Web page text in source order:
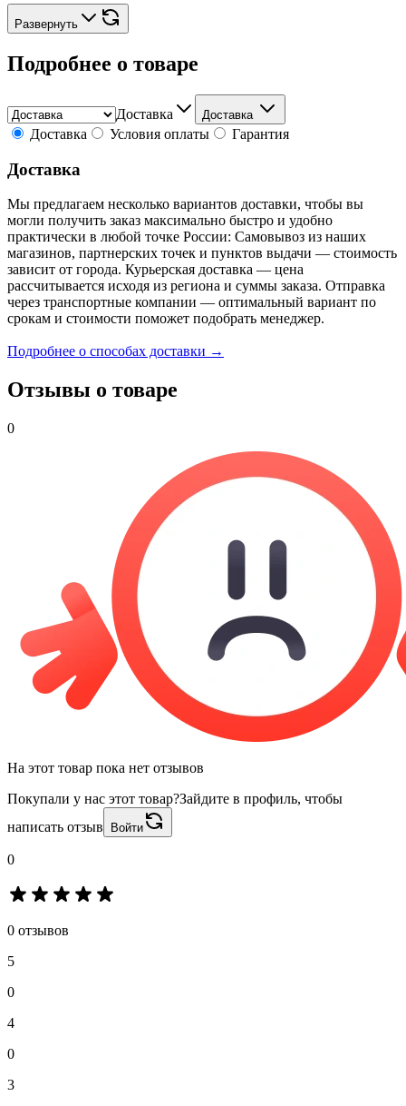
Развернуть
Подробнее о товаре
Доставка Доставка
Доставка Условия оплаты Гарантия
Доставка
Мы предлагаем несколько вариантов доставки, чтобы вы
могли получить заказ максимально быстро и удобно
практически в любой точке России: Самовывоз из наших
магазинов, партнерских точек и пунктов выдачи — стоимость
зависит от города. Курьерская доставка — цена
рассчитывается исходя из региона и суммы заказа. Отправка
через транспортные компании — оптимальный вариант по
срокам и стоимости поможет подобрать менеджер.
Подробнее о способах доставки →
Отзывы о товаре
0
На этот товар пока нет отзывов
Покупали у нас этот товар?Зайдите в профиль, чтобы
написать отзыв
Войти
0
0 отзывов
5
0
4
0
3